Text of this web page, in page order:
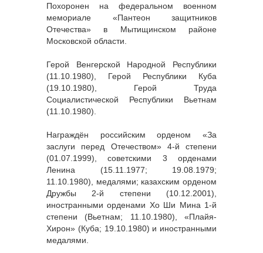
Похоронен на федеральном военном
мемориале «Пантеон защитников
Отечества» в Мытищинском районе
Московской области.
Герой Венгерской Народной Республики
(11.10.1980), Герой Республики Куба
(19.10.1980), Герой Труда
Социалистической Республики Вьетнам
(11.10.1980).
Награждён российским орденом «За
заслуги перед Отечеством» 4-й степени
(01.07.1999), советскими 3 орденами
Ленина (15.11.1977; 19.08.1979;
11.10.1980), медалями; казахским орденом
Дружбы 2-й степени (10.12.2001),
иностранными орденами Хо Ши Мина 1-й
степени (Вьетнам; 11.10.1980), «Плайя-
Хирон» (Куба; 19.10.1980) и иностранными
медалями.